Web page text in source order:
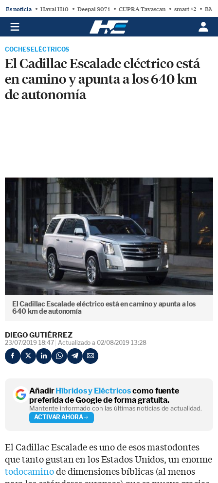
Es noticia Haval H10 Deepal S07 i CUPRA Tavascan smart #2
COCHES ELÉCTRICOS
El Cadillac Escalade eléctrico está
en camino y apunta a los 640 km
de autonomía
El Cadillac Escalade eléctrico está en camino y apunta a los
640 km de autonomía
DIEGO GUTIÉRREZ
23/07/2019 18:47 Actualizado a 02/08/2019 13:28
AñadirHíbridos y Eléctricoscomo fuente
preferida de Google de forma gratuita.
Mantente informado con las últimas noticias de actualidad.
ACTIVAR AHORA
El Cadillac Escalade es uno de esos mastodontes
que tanto gustan en los Estados Unidos, un enorme
todocaminode dimensiones bíblicas (al menos